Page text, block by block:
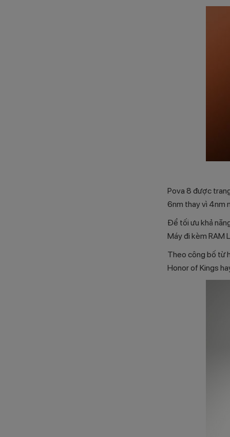
Pova 8 được
6nm thay vì 4nm
Để tối ưu khả
Máy đi kèm RAM
Theo công bố từ
Honor of Kings